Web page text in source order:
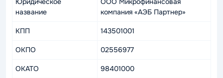
название
компания «АЭБ Партнер»
КПП 143501001
ОКПО 02556977
ОКАТО 98401000